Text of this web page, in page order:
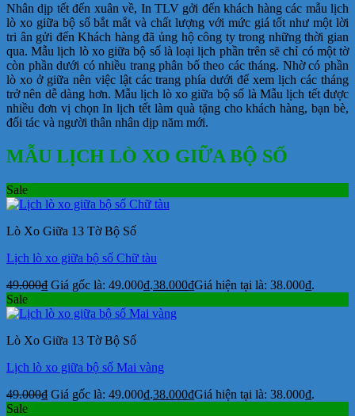
Nhân dịp tết đến xuân về, In TLV gởi đến khách hàng các mẫu lịch
lò xo giữa bộ số bắt mắt và chất lượng với mức giá tốt như một lời
tri ân gửi đến Khách hàng đã ủng hộ công ty trong những thời gian
qua. Mẫu lịch lò xo giữa bộ số là loại lịch phần trên sẽ chỉ có một tờ
còn phần dưới có nhiều trang phân bố theo các tháng. Nhờ có phần
lò xo ở giữa nên việc lật các trang phía dưới để xem lịch các tháng
trở nên dễ dàng hơn. Mẫu lịch lò xo giữa bộ số là Mẫu lịch tết được
nhiều đơn vị chọn In lịch tết làm quà tặng cho khách hàng, bạn bè,
đối tác và người thân nhân dịp năm mới.
MẪU LỊCH LÒ XO GIỮA BỘ SỐ
Sale
Lò Xo Giữa 13 Tờ Bộ Số
Lịch lò xo giữa bộ số Chữ tàu
49.000₫ Giá gốc là: 49.000₫.38.000₫Giá hiện tại là: 38.000₫.
Sale
Lò Xo Giữa 13 Tờ Bộ Số
Lịch lò xo giữa bộ số Mai vàng
49.000₫ Giá gốc là: 49.000₫.38.000₫Giá hiện tại là: 38.000₫.
Sale